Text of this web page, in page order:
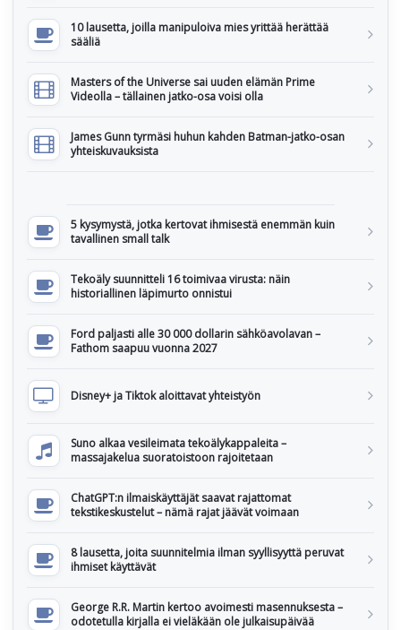
10 lausetta, joilla manipuloiva mies yrittää herättää
sääliä
Masters of the Universe sai uuden elämän Prime
Videolla – tällainen jatko-osa voisi olla
James Gunn tyrmäsi huhun kahden Batman-jatko-osan
yhteiskuvauksista
5 kysymystä, jotka kertovat ihmisestä enemmän kuin
tavallinen small talk
Tekoäly suunnitteli 16 toimivaa virusta: näin
historiallinen läpimurto onnistui
Ford paljasti alle 30 000 dollarin sähköavolavan –
Fathom saapuu vuonna 2027
Disney+ ja Tiktok aloittavat yhteistyön
Suno alkaa vesileimata tekoälykappaleita –
massajakelua suoratoistoon rajoitetaan
ChatGPT:n ilmaiskäyttäjät saavat rajattomat
tekstikeskustelut – nämä rajat jäävät voimaan
8 lausetta, joita suunnitelmia ilman syyllisyyttä peruvat
ihmiset käyttävät
George R.R. Martin kertoo avoimesti masennuksesta –
odotetulla kirjalla ei vieläkään ole julkaisupäivää